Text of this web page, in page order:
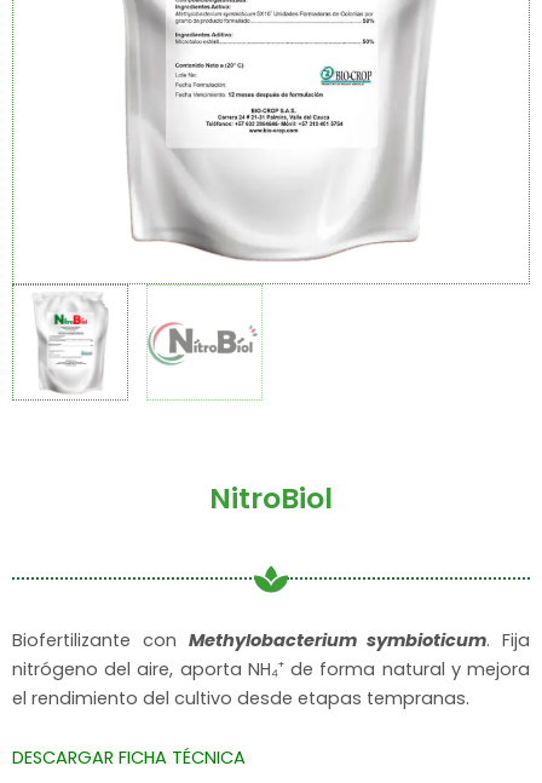
NitroBiol
Biofertilizante con Methylobacterium symbioticum. Fija
nitrógeno del aire, aporta NH₄⁺ de forma natural y mejora
el rendimiento del cultivo desde etapas tempranas.
DESCARGAR FICHA TÉCNICA